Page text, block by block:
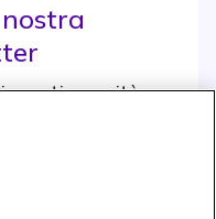
sconti e novità